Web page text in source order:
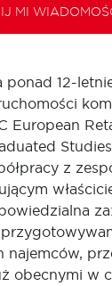
ponad 12-
European
z
obecnymi w
MI